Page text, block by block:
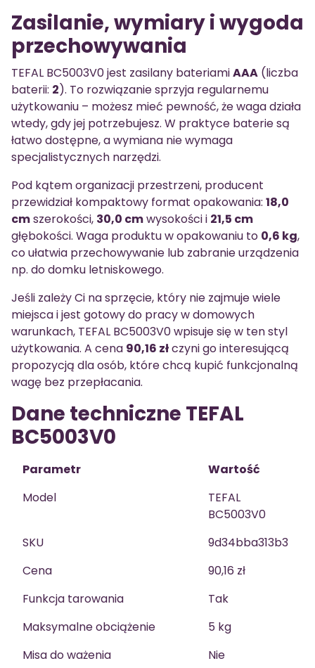
Zasilanie, wymiary i wygoda
przechowywania
TEFAL BC5003V0 jest zasilany bateriamiAAA (liczba
baterii: 2). To rozwiązanie sprzyja regularnemu
użytkowaniu – możesz mieć pewność, że waga działa
wtedy, gdy jej potrzebujesz. W praktyce baterie są
łatwo dostępne, a wymiana nie wymaga
specjalistycznych narzędzi.
Pod kątem organizacji przestrzeni, producent
przewidział kompaktowy format opakowania: 18,0
cmszerokości, 30,0 cmwysokości i 21,5 cm
głębokości. Waga produktu w opakowaniu to 0,6 kg,
co ułatwia przechowywanie lub zabranie urządzenia
np. do domku letniskowego.
Jeśli zależy Ci na sprzęcie, który nie zajmuje wiele
miejsca i jest gotowy do pracy w domowych
warunkach, TEFAL BC5003V0 wpisuje się w ten styl
użytkowania. A cena 90,16 złczyni go interesującą
propozycją dla osób, które chcą kupić funkcjonalną
wagę bez przepłacania.
Dane techniczne TEFAL
BC5003V0
Parametr
Wartość
Model
TEFAL
BC5003V0
SKU
9d34bba313b3
Cena
90,16 zł
Funkcja tarowania
Tak
Maksymalne obciążenie
5 kg
Misa do ważenia
Nie